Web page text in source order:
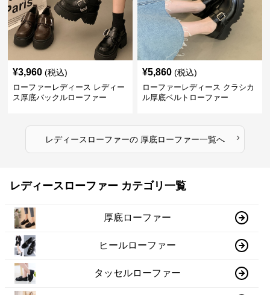
¥3,960 (税込)
ローファーレディース レディー
ス厚底バックルローファー
¥5,860 (税込)
ローファーレディース クラシカ
ル厚底ベルトローファー
レディースローファーの厚底ローファー一覧へ ›
レディースローファー カテゴリ一覧
厚底ローファー
ヒールローファー
タッセルローファー